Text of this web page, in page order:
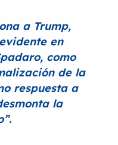
a Trump,
en
como
de la
respuesta a
la
.